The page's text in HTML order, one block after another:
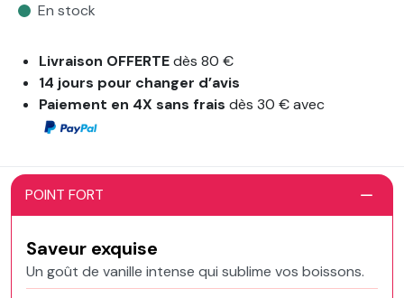
En stock
Livraison OFFERTEdès 80 €
14 jours pour changer d’avis
Paiement en 4X sans fraisdès 30 € avec
POINT FORT
Saveur exquise
Un goût de vanille intense qui sublime vos boissons.